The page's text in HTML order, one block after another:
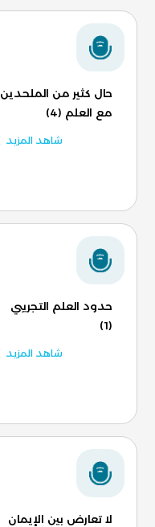
حال كثير من الملحدين
مع العلم (4)
شاهد المزيد
حدود العلم التجريبي
(1)
شاهد المزيد
لا تعارض بين الإيمان